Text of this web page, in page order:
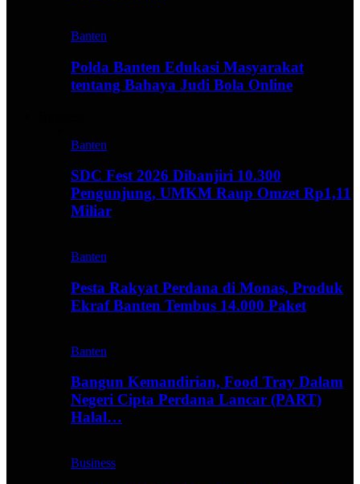
Banten
Polda Banten Edukasi Masyarakat
tentang Bahaya Judi Bola Online
Banten
SDC Fest 2026 Dibanjiri 10.300
Pengunjung, UMKM Raup Omzet Rp1,11
Miliar
Banten
Pesta Rakyat Perdana di Monas, Produk
Ekraf Banten Tembus 14.000 Paket
Banten
Bangun Kemandirian, Food Tray Dalam
Negeri Cipta Perdana Lancar (PART)
Halal…
Business